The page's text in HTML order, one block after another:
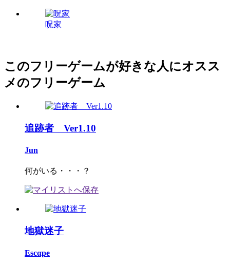
呪家
このフリーゲームが好きな人にオスス
メのフリーゲーム
追跡者 Ver1.10
Jun
何がいる・・・？
地獄迷子
Escαpe